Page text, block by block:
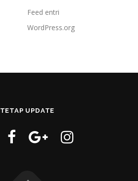
Feed entri
WordPress.org
TETAP UPDATE